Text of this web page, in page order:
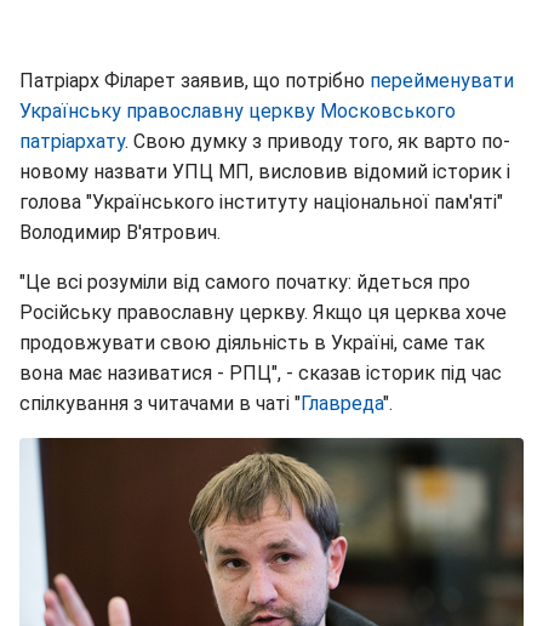
Патріарх Філарет заявив, що потрібно перейменувати
Українську православну церкву Московського
патріархату. Свою думку з приводу того, як варто по-
новому назвати УПЦ МП, висловив відомий історик і
голова "Українського інституту національної пам'яті"
Володимир В'ятрович.
"Це всі розуміли від самого початку: йдеться про
Російську православну церкву. Якщо ця церква хоче
продовжувати свою діяльність в Україні, саме так
вона має називатися - РПЦ", - сказав історик під час
спілкування з читачами в чаті "Главреда".